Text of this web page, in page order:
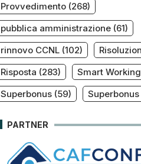
Provvedimento(268)
pubblica amministrazione(61)
rinnovo CCNL(102)
Risposta (283) Smart Working
Superbonus(59) Superbonus
PARTNER